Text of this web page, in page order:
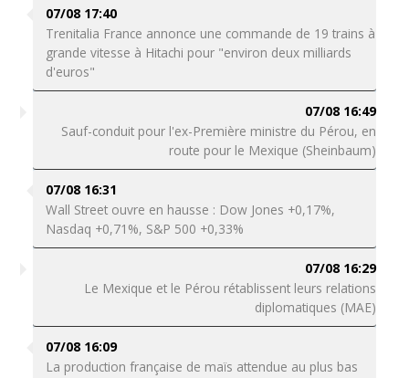
07/08 17:40
Trenitalia France annonce une commande de 19 trains à
grande vitesse à Hitachi pour "environ deux milliards
d'euros"
07/08 16:49
Sauf-conduit pour l'ex-Première ministre du Pérou, en
route pour le Mexique (Sheinbaum)
07/08 16:31
Wall Street ouvre en hausse : Dow Jones +0,17%,
Nasdaq +0,71%, S&P 500 +0,33%
07/08 16:29
Le Mexique et le Pérou rétablissent leurs relations
diplomatiques (MAE)
07/08 16:09
La production française de maïs attendue au plus bas